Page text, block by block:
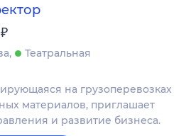
₽
Театральная
на грузоперевозках
материалов, приглашает
и развитие бизнеса.